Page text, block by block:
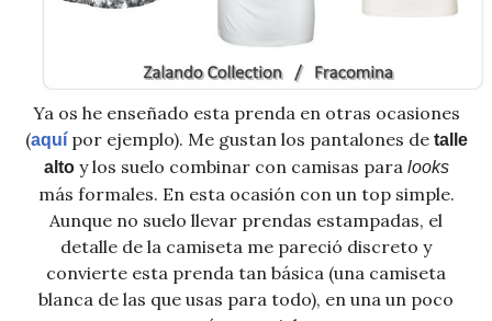
Ya os he enseñado esta prenda en otras ocasiones
(aquípor ejemplo). Me gustan los pantalones de talle
altoy los suelo combinar con camisas para looks
más formales. En esta ocasión con un top simple.
Aunque no suelo llevar prendas estampadas, el
detalle de la camiseta me pareció discreto y
convierte esta prenda tan básica (una camiseta
blanca de las que usas para todo), en una un poco